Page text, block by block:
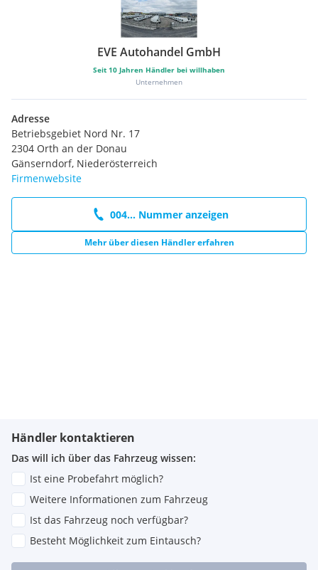
EVE Autohandel GmbH
Seit 10 Jahren Händler bei willhaben
Unternehmen
Adresse
Betriebsgebiet Nord Nr. 17
2304 Orth an der Donau
Gänserndorf, Niederösterreich
Firmenwebsite
004... Nummer anzeigen
Mehr über diesen Händler erfahren
Händler kontaktieren
Das will ich über das Fahrzeug wissen:
Ist eine Probefahrt möglich?
Weitere Informationen zum Fahrzeug
Ist das Fahrzeug noch verfügbar?
Besteht Möglichkeit zum Eintausch?